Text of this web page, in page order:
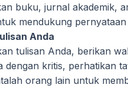
buku, jurnal akademik,
mendukung pernyataan
Anda
tulisan Anda, berikan
dengan kritis, perhatikan
orang lain untuk